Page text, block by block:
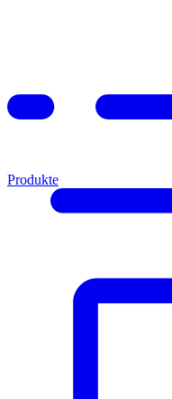
Produkte